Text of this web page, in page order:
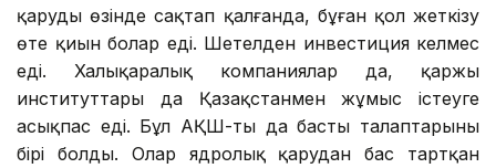
қаруды өзінде сақтап қалғанда, бұған қол жеткізу
өте қиын болар еді. Шетелден инвестиция келмес
еді. Халықаралық компаниялар да, қаржы
институттары да Қазақстанмен жұмыс істеуге
асықпас еді. Бұл АҚШ-тың да басты талаптарының
бірі болды. Олар ядролық қарудан бас тартқан